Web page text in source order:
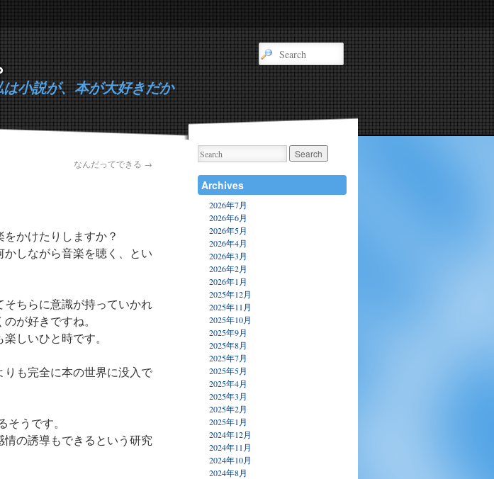
小説が、本が大好きだか
なんだってできる →
かけたりしますか？
しながら音楽を聴く、とい
ちらに意識が持っていかれ
が好きですね。
しいひと時です。
も完全に本の世界に没入で
うです。
の誘導もできるという研究
Archives
2026年7月
2026年6月
2026年5月
2026年4月
2026年3月
2026年2月
2026年1月
2025年12月
2025年11月
2025年10月
2025年9月
2025年8月
2025年7月
2025年5月
2025年4月
2025年3月
2025年2月
2025年1月
2024年12月
2024年11月
2024年10月
2024年8月